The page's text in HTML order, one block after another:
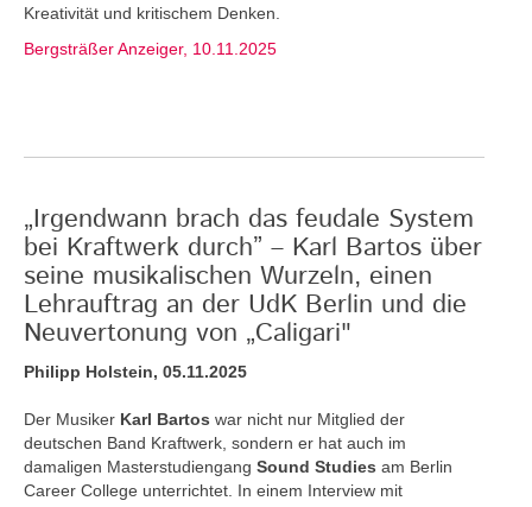
Kreativität und kritischem Denken.
Bergsträßer Anzeiger, 10.11.2025
„Irgendwann brach das feudale System
bei Kraftwerk durch” – Karl Bartos über
seine musikalischen Wurzeln, einen
Lehrauftrag an der UdK Berlin und die
Neuvertonung von „Caligari"
Philipp Holstein, 05.11.2025
Der Musiker Karl Bartos war nicht nur Mitglied der
deutschen Band Kraftwerk, sondern er hat auch im
damaligen Masterstudiengang Sound Studies am Berlin
Career College unterrichtet. In einem Interview mit